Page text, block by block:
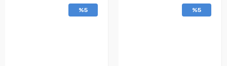
%5 %5